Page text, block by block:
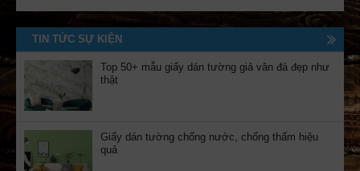
TIN TỨC SỰ KIỆN
Top 50+ mẫu giấy dán tường giả vân đá đẹp như
thật
Giấy dán tường chống nước, chống thấm hiệu
quả